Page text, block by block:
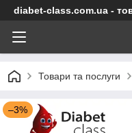
diabet-class.com.ua -
Товари та послуги
–3%